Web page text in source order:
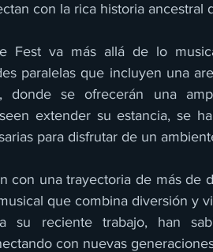
con la rica historia ancestral
Fest va más allá de lo
paralelas que incluyen una
donde se ofrecerán una
extender su estancia, se
para disfrutar de un
con una trayectoria de más de
que combina diversión y
su reciente trabajo, han
con nuevas